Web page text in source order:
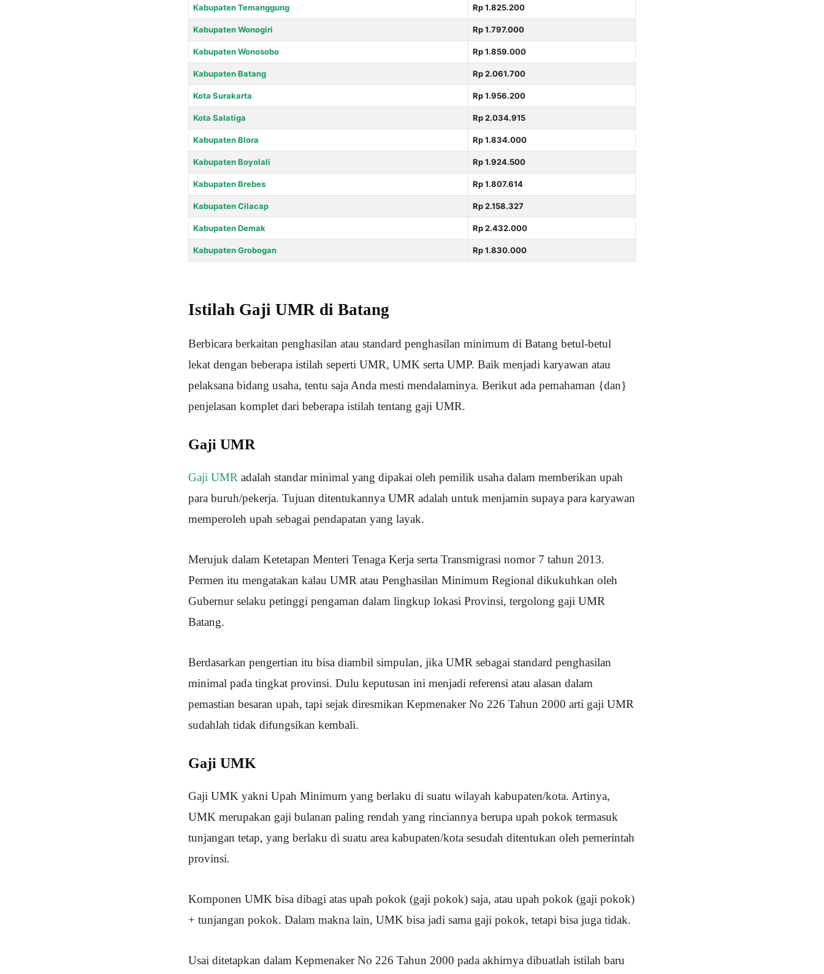
Kabupaten Temanggung Rp 1.825.200
Kabupaten Wonogiri Rp 1.797.000
Kabupaten Wonosobo Rp 1.859.000
Kabupaten Batang Rp 2.061.700
Kota Surakarta Rp 1.956.200
Kota Salatiga Rp 2.034.915
Kabupaten Blora Rp 1.834.000
Kabupaten Boyolali Rp 1.924.500
Kabupaten Brebes Rp 1.807.614
Kabupaten Cilacap Rp 2.158.327
Kabupaten Demak Rp 2.432.000
Kabupaten Grobogan Rp 1.830.000
Istilah Gaji UMR di Batang
Berbicara berkaitan penghasilan atau standard penghasilan minimum di Batang betul-betul
lekat dengan beberapa istilah seperti UMR, UMK serta UMP. Baik menjadi karyawan atau
pelaksana bidang usaha, tentu saja Anda mesti mendalaminya. Berikut ada pemahaman {dan}
penjelasan komplet dari beberapa istilah tentang gaji UMR.
Gaji UMR
Gaji UMR adalah standar minimal yang dipakai oleh pemilik usaha dalam memberikan upah
para buruh/pekerja. Tujuan ditentukannya UMR adalah untuk menjamin supaya para karyawan
memperoleh upah sebagai pendapatan yang layak.
Merujuk dalam Ketetapan Menteri Tenaga Kerja serta Transmigrasi nomor 7 tahun 2013.
Permen itu mengatakan kalau UMR atau Penghasilan Minimum Regional dikukuhkan oleh
Gubernur selaku petinggi pengaman dalam lingkup lokasi Provinsi, tergolong gaji UMR
Batang.
Berdasarkan pengertian itu bisa diambil simpulan, jika UMR sebagai standard penghasilan
minimal pada tingkat provinsi. Dulu keputusan ini menjadi referensi atau alasan dalam
pemastian besaran upah, tapi sejak diresmikan Kepmenaker No 226 Tahun 2000 arti gaji UMR
sudahlah tidak difungsikan kembali.
Gaji UMK
Gaji UMK yakni Upah Minimum yang berlaku di suatu wilayah kabupaten/kota. Artinya,
UMK merupakan gaji bulanan paling rendah yang rinciannya berupa upah pokok termasuk
tunjangan tetap, yang berlaku di suatu area kabupaten/kota sesudah ditentukan oleh pemerintah
provinsi.
Komponen UMK bisa dibagi atas upah pokok (gaji pokok) saja, atau upah pokok (gaji pokok)
+ tunjangan pokok. Dalam makna lain, UMK bisa jadi sama gaji pokok, tetapi bisa juga tidak.
Usai ditetapkan dalam Kepmenaker No 226 Tahun 2000 pada akhirnya dibuatlah istilah baru